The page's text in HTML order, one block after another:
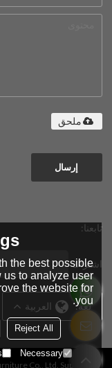
ملحق
إرسال
تابعنا:
اشتراك
لغة: العربية
Co., Ltd. Support By
the best possible
to analyze user
the website for
you.
Reject All
Necessary